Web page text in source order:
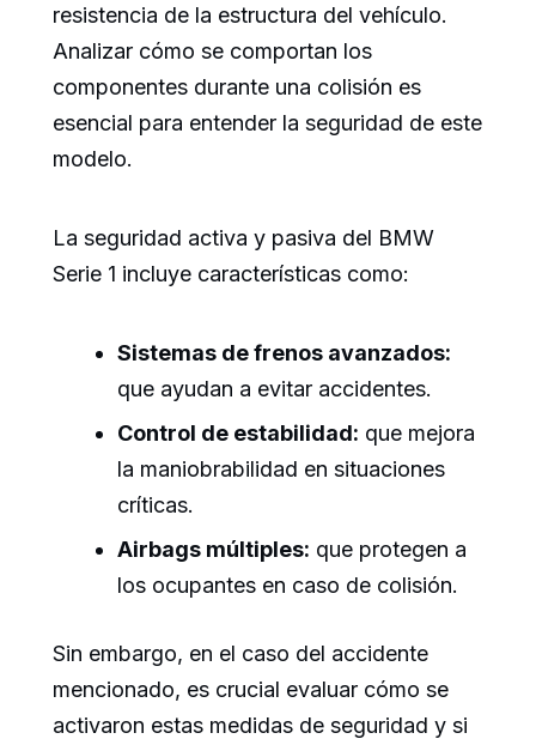
resistencia de la estructura del vehículo.
Analizar cómo se comportan los
componentes durante una colisión es
esencial para entender la seguridad de este
modelo.
La seguridad activa y pasiva del BMW
Serie 1 incluye características como:
Sistemas de frenos avanzados:
que ayudan a evitar accidentes.
Control de estabilidad: que mejora
la maniobrabilidad en situaciones
críticas.
Airbags múltiples: que protegen a
los ocupantes en caso de colisión.
Sin embargo, en el caso del accidente
mencionado, es crucial evaluar cómo se
activaron estas medidas de seguridad y si